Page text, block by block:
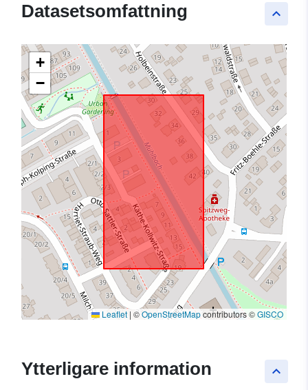
keyboard_arrow_up
Datasetsomfattning
+
−
Leaflet | ©OpenStreetMapcontributors ©GISCO
keyboard_arrow_up
Ytterligare information